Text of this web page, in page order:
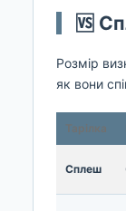
🆚
Розмір
як вони
Тарілка
Сплеш